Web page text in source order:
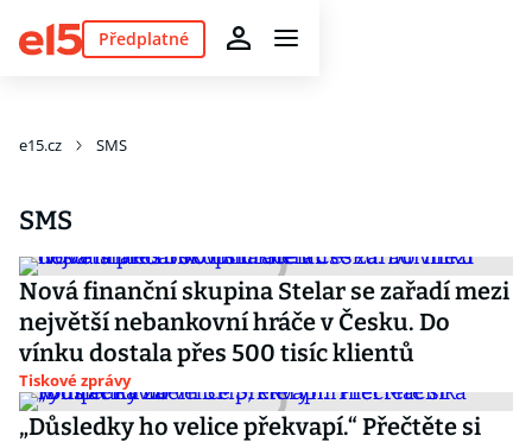
Předplatné
e15.cz SMS
SMS
Nová finanční skupina Stelar se zařadí mezi
největší nebankovní hráče v Česku. Do
vínku dostala přes 500 tisíc klientů
Tiskové zprávy
„Důsledky ho velice překvapí.“ Přečtěte si